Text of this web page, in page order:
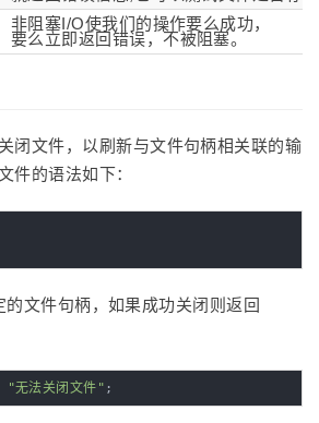
非阻塞I/O使我们的操作要么成功，
要么立即返回错误，不被阻塞。
闭文件，以刷新与文件句柄相关联的输
件的语法如下：
文件句柄，如果成功关闭则返回
"无法关闭文件" ;